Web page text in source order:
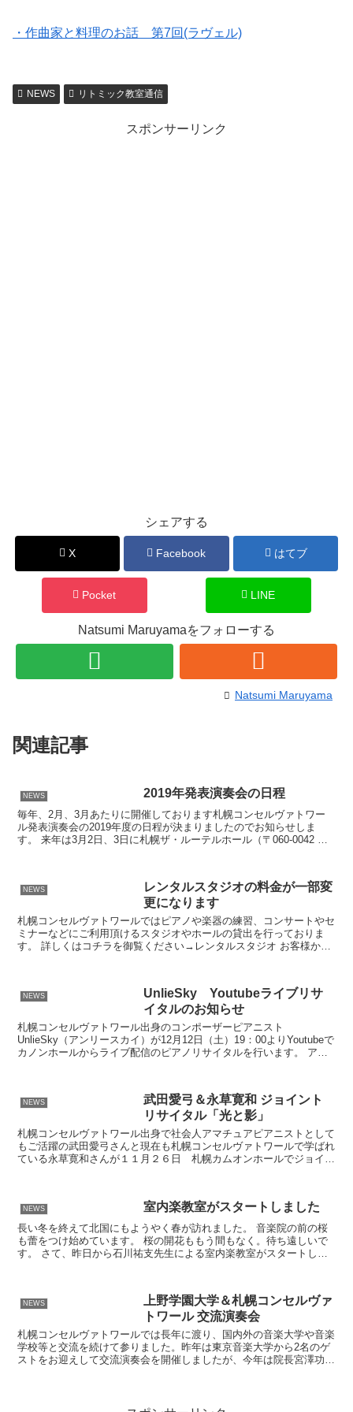
・作曲家と料理のお話 第7回(ラヴェル)
NEWS リトミック教室通信
スポンサーリンク
シェアする
X Facebook はてブ
Pocket LINE
Natsumi Maruyamaをフォローする
Natsumi Maruyama
関連記事
NEWS 2019年発表演奏会の日程
毎年、2月、3月あたりに開催しております札幌コンセルヴァトワー
ル発表演奏会の2019年度の日程が決まりましたのでお知らせしま
す。 来年は3月2日、3日に札幌ザ・ルーテルホール（〒060-0042 北
NEWS
レンタルスタジオの料金が一部変
更になります
札幌コンセルヴァトワールではピアノや楽器の練習、コンサートやセ
ミナーなどにご利用頂けるスタジオやホールの貸出を行っておりま
す。 詳しくはコチラを御覧ください→レンタルスタジオ お客様から
NEWS
UnlieSky Youtubeライブリサ
イタルのお知らせ
札幌コンセルヴァトワール出身のコンポーザーピアニスト
UnlieSky（アンリースカイ）が12月12日（土）19：00よりYoutubeで
カノンホールからライブ配信のピアノリサイタルを行います。 アン
NEWS
武田愛弓＆永草寛和 ジョイント
リサイタル「光と影」
札幌コンセルヴァトワール出身で社会人アマチュアピアニストとして
もご活躍の武田愛弓さんと現在も札幌コンセルヴァトワールで学ばれ
ている永草寛和さんが１１月２６日 札幌カムオンホールでジョイン
NEWS 室内楽教室がスタートしました
長い冬を終えて北国にもようやく春が訪れました。 音楽院の前の桜
も蕾をつけ始めています。 桜の開花ももう間もなく。待ち遠しいで
す。 さて、昨日から石川祐支先生による室内楽教室がスタートしま
NEWS
上野学園大学＆札幌コンセルヴァ
トワール 交流演奏会
札幌コンセルヴァトワールでは長年に渡り、国内外の音楽大学や音楽
学校等と交流を続けて参りました。昨年は東京音楽大学から2名のゲ
ストをお迎えして交流演奏会を開催しましたが、今年は院長宮澤功行